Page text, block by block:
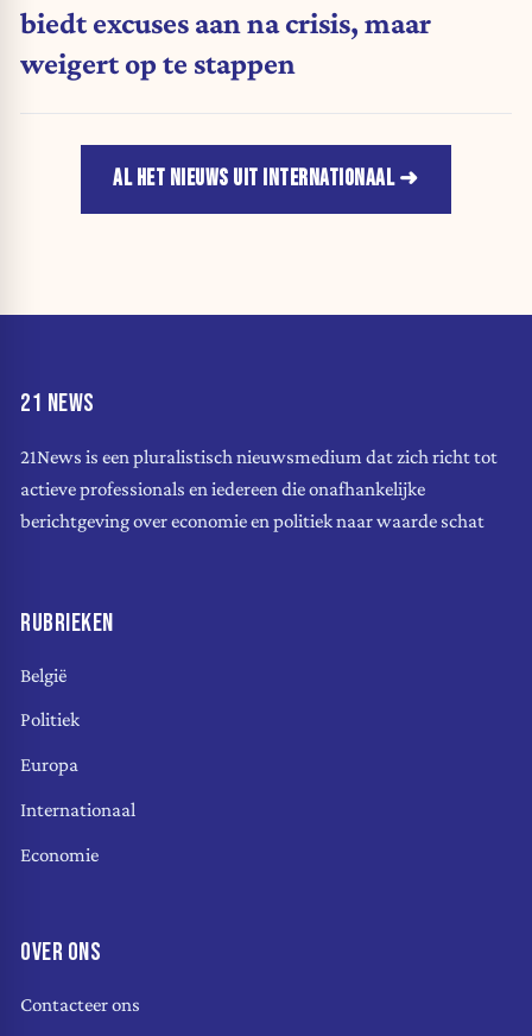
biedt excuses aan na crisis, maar
weigert op te stappen
AL HET NIEUWS UIT INTERNATIONAAL
21 NEWS
21News is een pluralistisch nieuwsmedium dat zich richt tot
actieve professionals en iedereen die onafhankelijke
berichtgeving over economie en politiek naar waarde schat
RUBRIEKEN
België
Politiek
Europa
Internationaal
Economie
OVER ONS
Contacteer ons